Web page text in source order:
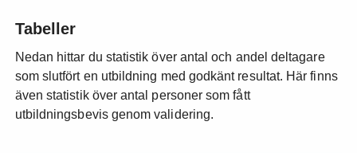
Tabeller
Nedan hittar du statistik över antal och andel deltagare
som slutfört en utbildning med godkänt resultat. Här finns
även statistik över antal personer som fått
utbildningsbevis genom validering.